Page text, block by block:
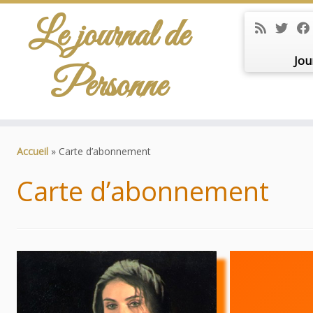
Le journal de
Personne
Accueil » Carte d’abonnement
Carte d’abonnement